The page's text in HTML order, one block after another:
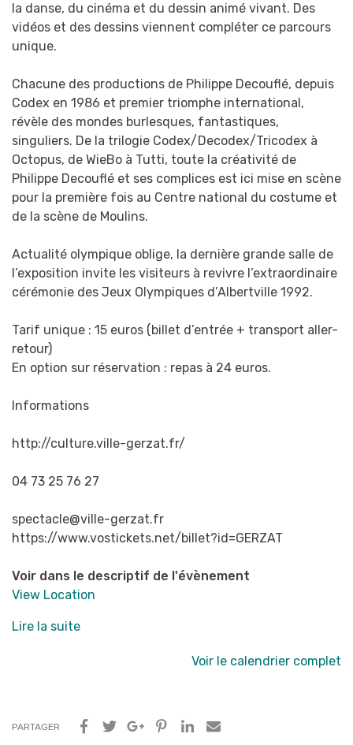
la danse, du cinéma et du dessin animé vivant. Des
vidéos et des dessins viennent compléter ce parcours
unique.
Chacune des productions de Philippe Decouflé, depuis
Codex en 1986 et premier triomphe international,
révèle des mondes burlesques, fantastiques,
singuliers. De la trilogie Codex/Decodex/Tricodex à
Octopus, de WieBo à Tutti, toute la créativité de
Philippe Decouflé et ses complices est ici mise en scène
pour la première fois au Centre national du costume et
de la scène de Moulins.
Actualité olympique oblige, la dernière grande salle de
l’exposition invite les visiteurs à revivre l’extraordinaire
cérémonie des Jeux Olympiques d’Albertville 1992.
Tarif unique : 15 euros (billet d’entrée + transport aller-
retour)
En option sur réservation : repas à 24 euros.
Informations
http://culture.ville-gerzat.fr/
04 73 25 76 27
spectacle@ville-gerzat.fr
https://www.vostickets.net/billet?id=GERZAT
Voir dans le descriptif de l'évènement
View Location
Lire la suite
Voir le calendrier complet
PARTAGER